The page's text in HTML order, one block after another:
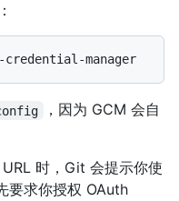
，因为 GCM 会自
时，Git 会提示你使
要求你授权 OAuth